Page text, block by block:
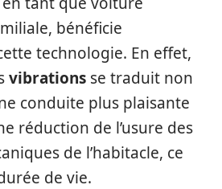
bénéficie
technologie. En effet,
vibrations se traduit non
conduite plus plaisante
réduction de l’usure des
de l’habitacle, ce
de vie.